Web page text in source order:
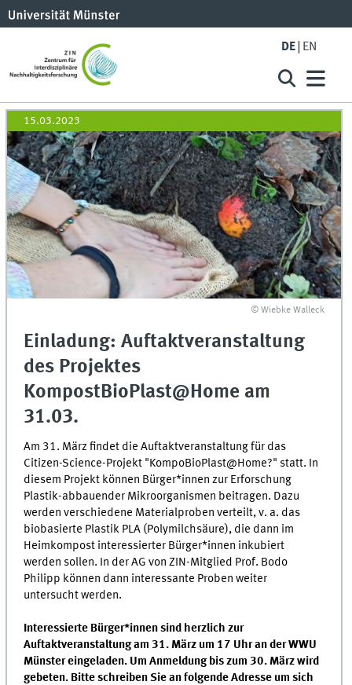
DE EN
15.03.2023
© Wiebke Walleck
Einladung: Auftaktveranstaltung
des Projektes
KompostBioPlast@Home am
31.03.
Am 31. März findet die Auftaktveranstaltung für das
Citizen-Science-Projekt "KompoBioPlast@Home?" statt. In
diesem Projekt können Bürger*innen zur Erforschung
Plastik-abbauender Mikroorganismen beitragen. Dazu
werden verschiedene Materialproben verteilt, v. a. das
biobasierte Plastik PLA (Polymilchsäure), die dann im
Heimkompost interessierter Bürger*innen inkubiert
werden sollen. In der AG von ZIN-Mitglied Prof. Bodo
Philipp können dann interessante Proben weiter
untersucht werden.
Interessierte Bürger*innen sind herzlich zur
Auftaktveranstaltung am 31. März um 17 Uhr an der WWU
Münster eingeladen. Um Anmeldung bis zum 30. März wird
gebeten. Bitte schreiben Sie an folgende Adresse um sich